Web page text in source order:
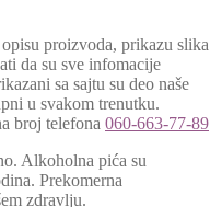
proizvoda, prikazu slika
da su sve infomacije
sa sajtu su deo naše
u svakom trenutku.
broj telefona 060-663-77-89
Alkoholna pića su
Prekomerna
zdravlju.